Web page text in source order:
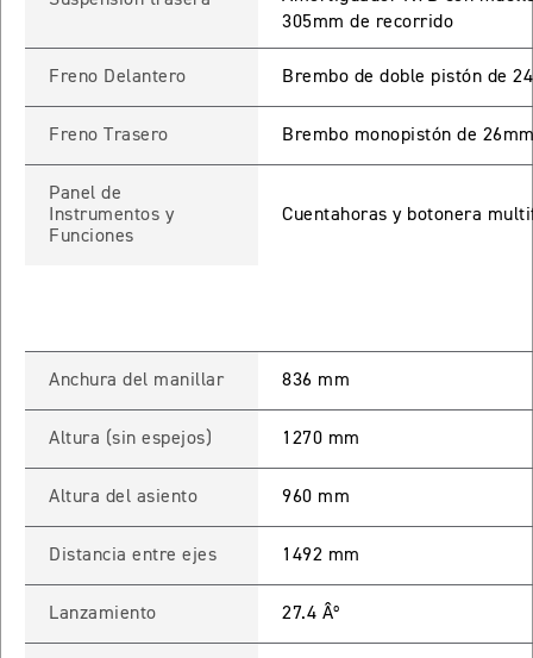
RS
Precio desde $20.090.000
ROCKET 3 STORM R
Precio desde $28.590.000
TIGER SPORT 660
305mm de recorrido
Freno Delantero Brembo de doble pistón de
Freno Trasero Brembo monopistón de
Panel de
Instrumentos y
Funciones
Cuentahoras y botonera
Anchura del manillar 836 mm
Altura (sin espejos) 1270 mm
Altura del asiento 960 mm
Distancia entre ejes 1492 mm
Lanzamiento 27.4 Âº